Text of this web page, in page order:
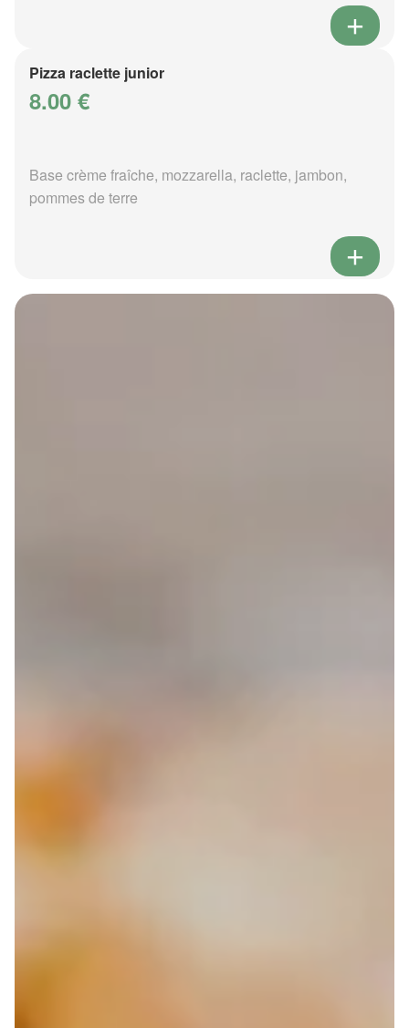
Pizza raclette junior
8.00 €
Base crème fraîche, mozzarella, raclette, jambon,
pommes de terre